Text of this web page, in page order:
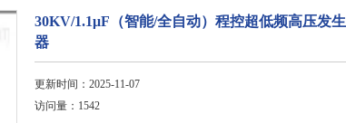
30KV/1.1μF（智能/全自动）程控超低频高压发生
器
更新时间：2025-11-07
访问量：1542